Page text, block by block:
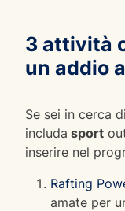
3 attività
un addio
Se sei in cerca di
includa sport
inserire nel
Rafting
amate per